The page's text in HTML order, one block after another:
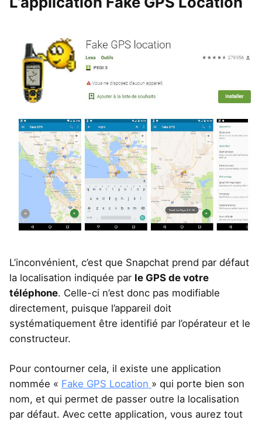
L’inconvénient, c’est que Snapchat prend par défaut
la localisation indiquée par le GPS de votre
téléphone. Celle-ci n’est donc pas modifiable
directement, puisque l’appareil doit
systématiquement être identifié par l’opérateur et le
constructeur.
Pour contourner cela, il existe une application
nommée « Fake GPS Location » qui porte bien son
nom, et qui permet de passer outre la localisation
par défaut. Avec cette application, vous aurez tout